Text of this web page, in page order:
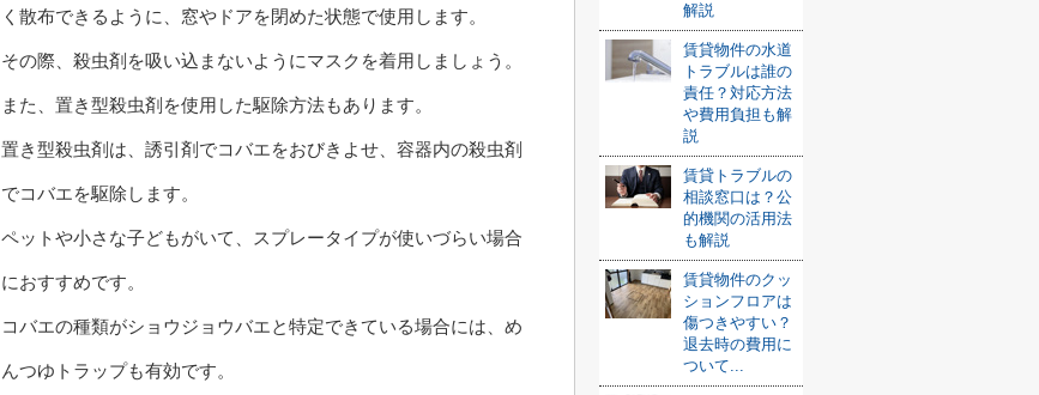
く散布できるように、窓やドアを閉めた状態で使用します。
その際、殺虫剤を吸い込まないようにマスクを着用しましょう。
また、置き型殺虫剤を使用した駆除方法もあります。
置き型殺虫剤は、誘引剤でコバエをおびきよせ、容器内の殺虫剤
でコバエを駆除します。
ペットや小さな子どもがいて、スプレータイプが使いづらい場合
におすすめです。
コバエの種類がショウジョウバエと特定できている場合には、め
んつゆトラップも有効です。
解説
賃貸物件の水道
トラブルは誰の
責任？対応方法
や費用負担も解
説
賃貸トラブルの
相談窓口は？公
的機関の活用法
も解説
賃貸物件のクッ
ションフロアは
傷つきやすい？
退去時の費用に
ついて...